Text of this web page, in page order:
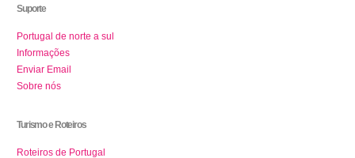
Suporte
Portugal de norte a sul
Informações
Enviar Email
Sobre nós
Turismo e Roteiros
Roteiros de Portugal